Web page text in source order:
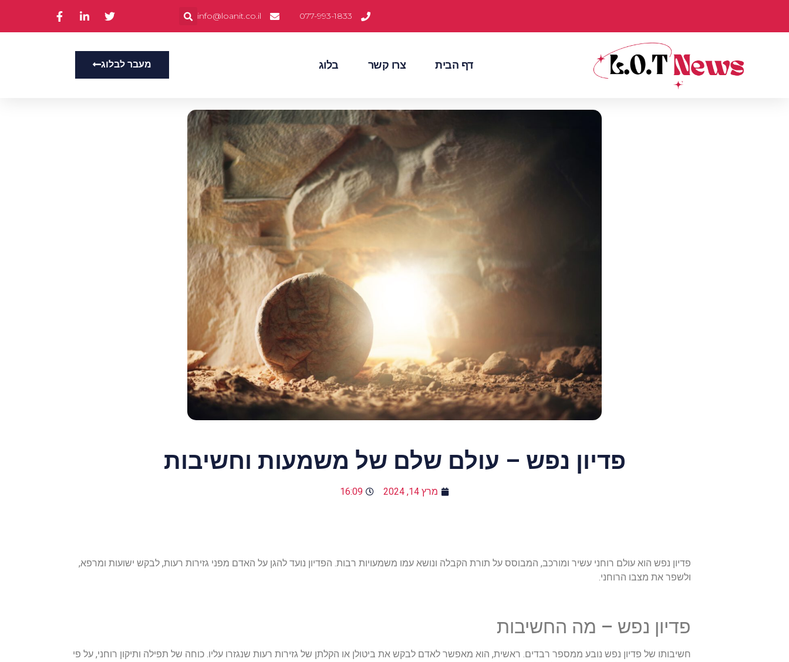
077-993-1833
info@loanit.co.il
דף הבית צרו קשר בלוג מעבר לבלוג
פדיון נפש – עולם שלם של משמעות וחשיבות
מרץ 14, 2024 16:09
פדיון נפש הוא עולם רוחני עשיר ומורכב, המבוסס על תורת הקבלה ונושא עמו משמעויות רבות. הפדיון נועד להגן על האדם מפני גזירות רעות, לבקש ישועות ומרפא,
ולשפר את מצבו הרוחני.
פדיון נפש – מה החשיבות
חשיבותו של פדיון נפש נובע ממספר רבדים. ראשית, הוא מאפשר לאדם לבקש את ביטולן או הקלתן של גזירות רעות שנגזרו עליו. כוחה של תפילה ותיקון רוחני, על פי